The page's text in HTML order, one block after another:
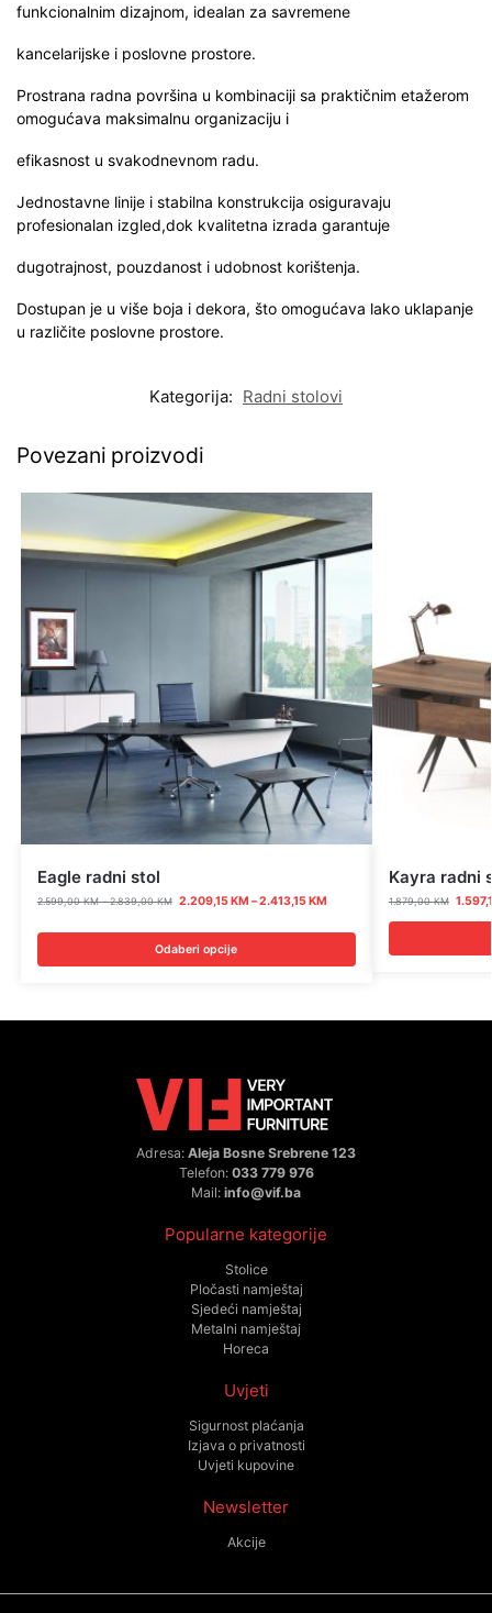
funkcionalnim dizajnom, idealan za savremene
kancelarijske i poslovne prostore.
Prostrana radna površina u kombinaciji sa praktičnim etažerom
omogućava maksimalnu organizaciju i
efikasnost u svakodnevnom radu.
Jednostavne linije i stabilna konstrukcija osiguravaju
profesionalan izgled,dok kvalitetna izrada garantuje
dugotrajnost, pouzdanost i udobnost korištenja.
Dostupan je u više boja i dekora, što omogućava lako uklapanje
u različite poslovne prostore.
Kategorija: Radni stolovi
Povezani proizvodi
Eagle radni stol
2.599,00KM – 2.839,00KM 2.209,15KM –2.413,15KM
Odaberi opcije
Kayra radni
1.879,00KM
Adresa: Aleja Bosne Srebrene 123
Telefon: 033 779 976
Mail: info@vif.ba
Popularne kategorije
Stolice
Pločasti namještaj
Sjedeći namještaj
Metalni namještaj
Horeca
Uvjeti
Sigurnost plaćanja
Izjava o privatnosti
Uvjeti kupovine
Newsletter
Akcije